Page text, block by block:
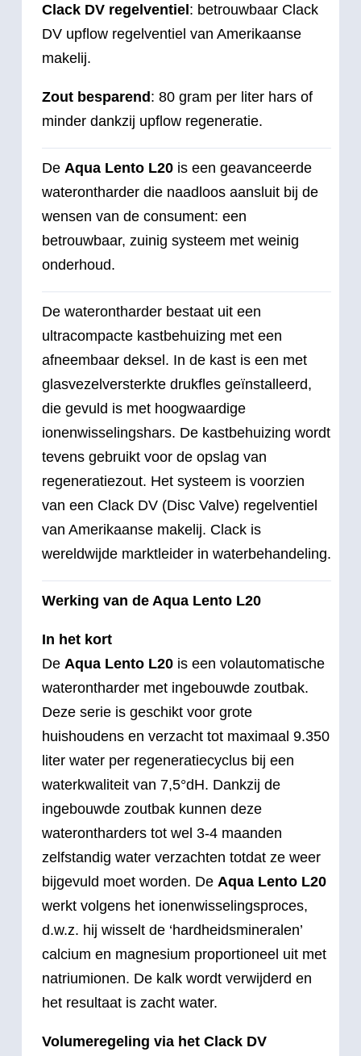
Clack DV regelventiel: betrouwbaar Clack
DV upflow regelventiel van Amerikaanse
makelij.
Zout besparend: 80 gram per liter hars of
minder dankzij upflow regeneratie.
De Aqua Lento L20 is een geavanceerde
waterontharder die naadloos aansluit bij de
wensen van de consument: een
betrouwbaar, zuinig systeem met weinig
onderhoud.
De waterontharder bestaat uit een
ultracompacte kastbehuizing met een
afneembaar deksel. In de kast is een met
glasvezelversterkte drukfles geïnstalleerd,
die gevuld is met hoogwaardige
ionenwisselingshars. De kastbehuizing wordt
tevens gebruikt voor de opslag van
regeneratiezout. Het systeem is voorzien
van een Clack DV (Disc Valve) regelventiel
van Amerikaanse makelij. Clack is
wereldwijde marktleider in waterbehandeling.
Werking van de Aqua Lento L20
In het kort
De Aqua Lento L20 is een volautomatische
waterontharder met ingebouwde zoutbak.
Deze serie is geschikt voor grote
huishoudens en verzacht tot maximaal 9.350
liter water per regeneratiecyclus bij een
waterkwaliteit van 7,5°dH. Dankzij de
ingebouwde zoutbak kunnen deze
waterontharders tot wel 3-4 maanden
zelfstandig water verzachten totdat ze weer
bijgevuld moet worden. De Aqua Lento L20
werkt volgens het ionenwisselingsproces,
d.w.z. hij wisselt de ‘hardheidsmineralen’
calcium en magnesium proportioneel uit met
natriumionen. De kalk wordt verwijderd en
het resultaat is zacht water.
Volumeregeling via het Clack DV